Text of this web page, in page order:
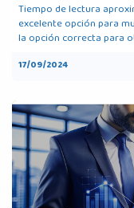
Tiempo de lectura
excelente opción para
la opción correcta para
17/09/2024